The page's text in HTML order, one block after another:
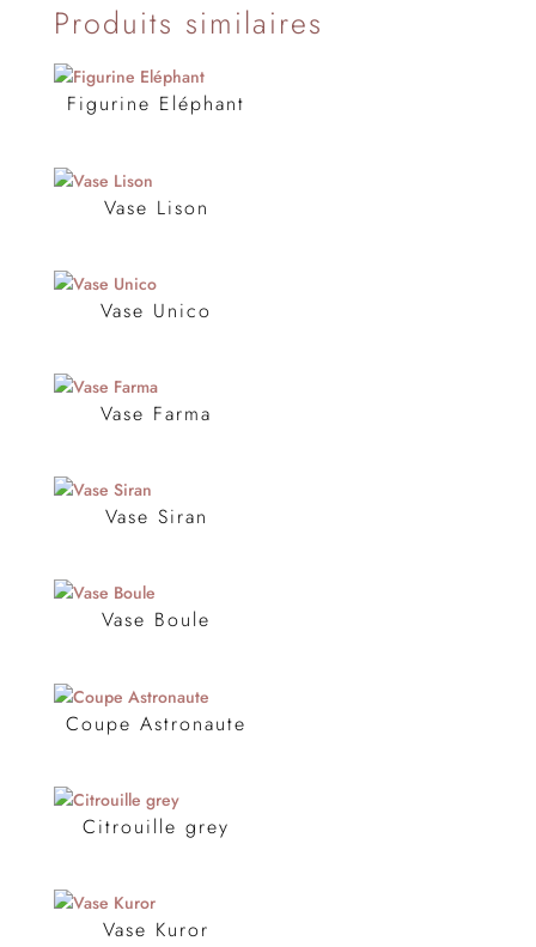
Produits similaires
Figurine Eléphant
Vase Lison
Vase Unico
Vase Farma
Vase Siran
Vase Boule
Coupe Astronaute
Citrouille grey
Vase Kuror